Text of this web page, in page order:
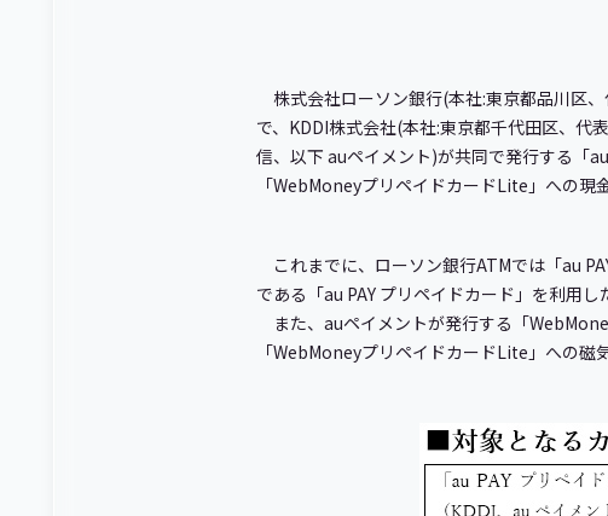
株式会社ローソン銀行(本社:東京都品川区
で、KDDI株式会社(本社:東京都千代田区、代
信、以下 auペイメント)が共同で発行する「
「WebMoneyプリペイドカードLite」への現
これまでに、ローソン銀行ATMでは「au
である「au PAY プリペイドカード」を利用し
また、auペイメントが発行する「
「WebMoneyプリペイドカードLite」への磁